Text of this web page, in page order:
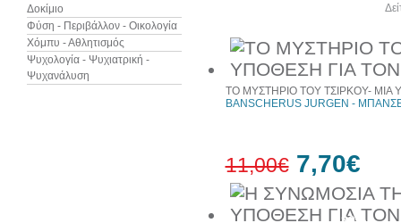
Δοκίμιο
Φύση - Περιβάλλον - Οικολογία
Χόμπυ - Αθλητισμός
Ψυχολογία - Ψυχιατρική -
Ψυχανάλυση
ΤΟ ΜΥΣΤΗΡΙΟ ΤΟΥ ΤΣΙΡΚΟΥ- ΜΙΑ
BANSCHERUS JURGEN -
11,00€ 7,70€